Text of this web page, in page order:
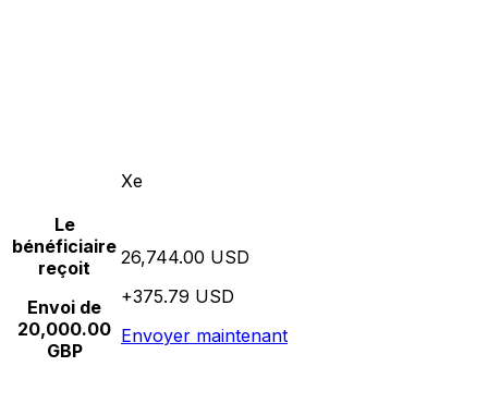
Xe
Le
bénéficiaire
reçoit
Envoi de
20,000.00
GBP
26,744.00 USD
+375.79 USD
Envoyer maintenant